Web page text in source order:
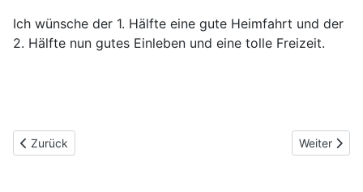
Ich wünsche der 1. Hälfte eine gute Heimfahrt und der
2. Hälfte nun gutes Einleben und eine tolle Freizeit.
Vorheriger Beitrag: Aktualisierung Ankunft 1.Hälfte
Zurück Nächster
Weiter